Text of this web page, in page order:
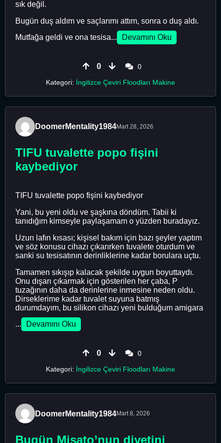
sık değil.
Bugün duş aldım ve saçlarımı attım, sonra o duş aldı.
Mutfağa geldi ve ona tesisa...
Devamını Oku
0
0
Kategori: İngilizce Çeviri Floodları Makine
DoomerMentality1984Mart 28, 2026
TIFU tuvalette popo fişini
kaybediyor
TIFU tuvalette popo fişini kaybediyor
Yani, bu yeni oldu ve şaşkına döndüm. Tabii ki
tanıdığım kimseyle paylaşamam o yüzden buradayız.
Uzun lafın kısası; kişisel bakım için bazı şeyler yaptım
ve söz konusu cihazı çıkarırken tuvalete oturdum ve
sanki su tesisatının derinliklerine kadar borulara uçtu.
Tamamen sıkışıp kalacak şekilde uygun boyuttaydı.
Onu dışarı çıkarmak için gösterilen her çaba, P
tuzağının daha da derinlerine inmesine neden oldu.
Dirseklerime kadar tuvalet suyuna batmış
durumdayım, bu silikon cihazı yeni bulduğum amigara
...
Devamını Oku
0
0
Kategori: İngilizce Çeviri Floodları Makine
DoomerMentality1984Mart 8, 2026
Bugün Misato’nun diyetini